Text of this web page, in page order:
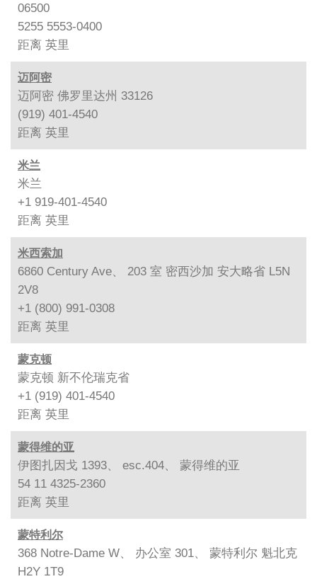
06500
5255 5553-0400
距离 英里
迈阿密
迈阿密 佛罗里达州 33126
(919) 401-4540
距离 英里
米兰
米兰
+1 919-401-4540
距离 英里
米西索加
6860 Century Ave、 203 室 密西沙加 安大略省 L5N
2V8
+1 (800) 991-0308
距离 英里
蒙克顿
蒙克顿 新不伦瑞克省
+1 (919) 401-4540
距离 英里
蒙得维的亚
伊图扎因戈 1393、 esc.404、 蒙得维的亚
54 11 4325-2360
距离 英里
蒙特利尔
368 Notre-Dame W、 办公室 301、 蒙特利尔 魁北克
H2Y 1T9